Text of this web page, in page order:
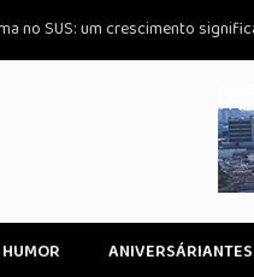
HUMOR ANIVERSÁRIANTES